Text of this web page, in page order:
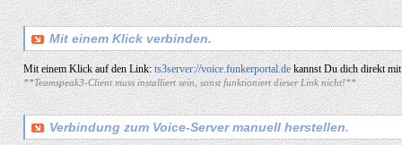
Mit einem Klick verbinden.
Mit einem Klick auf den Link:ts3server://voice.funkerportal.dekannst Du dich direkt
**Teamspeak3-Client muss installiert sein, sonst funktioniert dieser Link nicht!**
Verbindung zum Voice-Server manuell herstellen.